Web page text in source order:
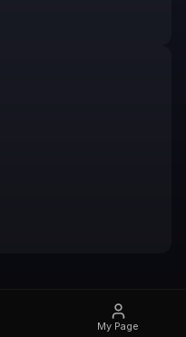
My Page